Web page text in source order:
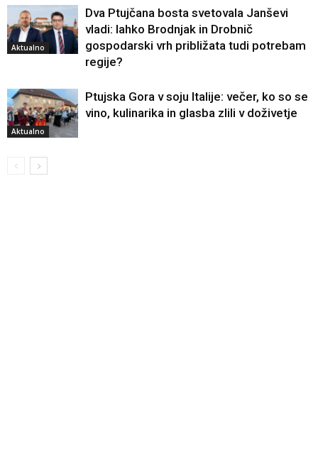
Aktualno
Dva Ptujčana bosta svetovala Janševi
vladi: lahko Brodnjak in Drobnič
gospodarski vrh približata tudi potrebam
regije?
Aktualno
Ptujska Gora v soju Italije: večer, ko so se
vino, kulinarika in glasba zlili v doživetje